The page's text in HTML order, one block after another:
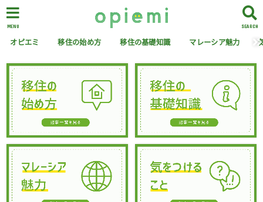
SEARCH
MENU
オピエミ 移住の始め方 移住の基礎知識 マレーシア魅力